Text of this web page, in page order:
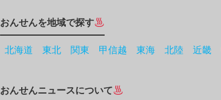
おんせんを地域で探す
北海道 東北 関東 甲信越 東海 北陸 近畿
おんせんニュースについて